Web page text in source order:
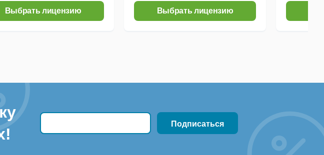
Выбрать лицензию Выбрать лицензию